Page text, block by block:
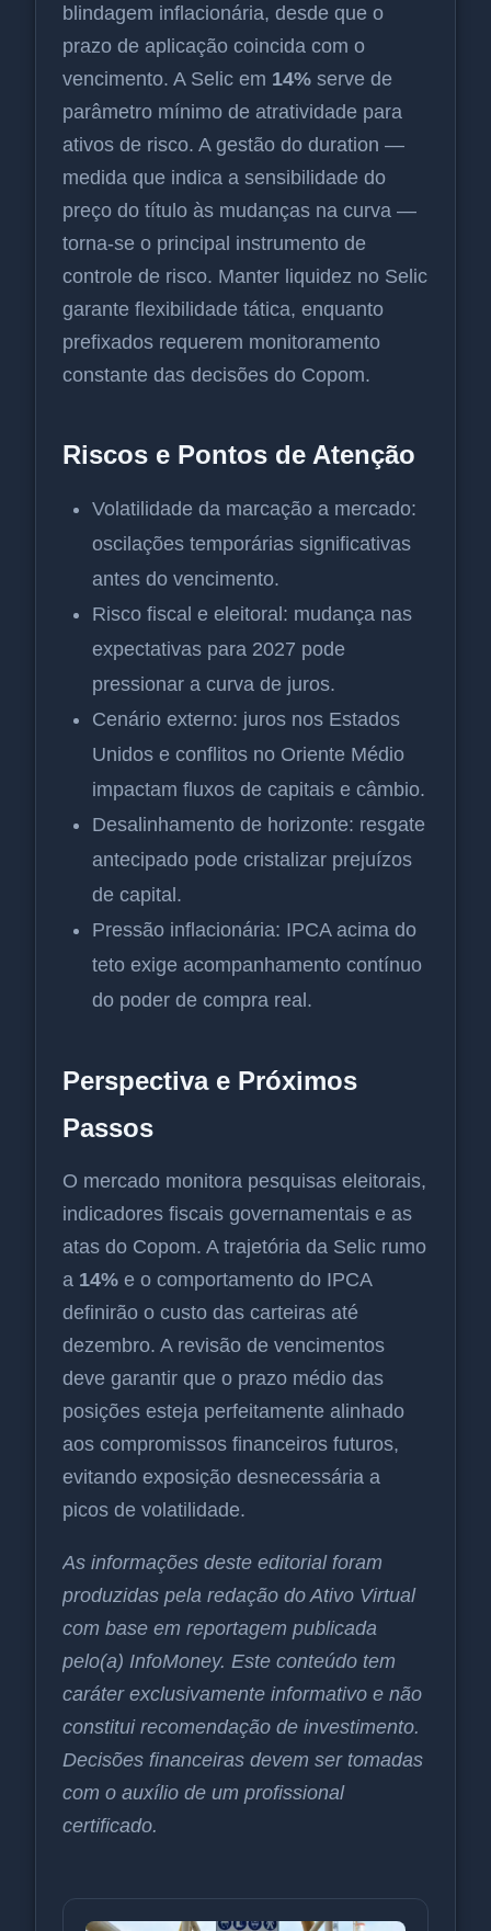
blindagem inflacionária, desde que o
prazo de aplicação coincida com o
vencimento. A Selic em 14% serve de
parâmetro mínimo de atratividade para
ativos de risco. A gestão do duration —
medida que indica a sensibilidade do
preço do título às mudanças na curva —
torna-se o principal instrumento de
controle de risco. Manter liquidez no Selic
garante flexibilidade tática, enquanto
prefixados requerem monitoramento
constante das decisões do Copom.
Riscos e Pontos de Atenção
Volatilidade da marcação a mercado:
oscilações temporárias significativas
antes do vencimento.
Risco fiscal e eleitoral: mudança nas
expectativas para 2027 pode
pressionar a curva de juros.
Cenário externo: juros nos Estados
Unidos e conflitos no Oriente Médio
impactam fluxos de capitais e câmbio.
Desalinhamento de horizonte: resgate
antecipado pode cristalizar prejuízos
de capital.
Pressão inflacionária: IPCA acima do
teto exige acompanhamento contínuo
do poder de compra real.
Perspectiva e Próximos
Passos
O mercado monitora pesquisas eleitorais,
indicadores fiscais governamentais e as
atas do Copom. A trajetória da Selic rumo
a 14% e o comportamento do IPCA
definirão o custo das carteiras até
dezembro. A revisão de vencimentos
deve garantir que o prazo médio das
posições esteja perfeitamente alinhado
aos compromissos financeiros futuros,
evitando exposição desnecessária a
picos de volatilidade.
As informações deste editorial foram
produzidas pela redação do Ativo Virtual
com base em reportagem publicada
pelo(a) InfoMoney. Este conteúdo tem
caráter exclusivamente informativo e não
constitui recomendação de investimento.
Decisões financeiras devem ser tomadas
com o auxílio de um profissional
certificado.